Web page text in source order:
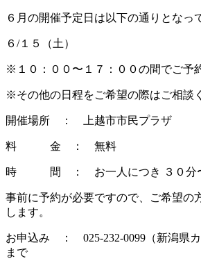
６月の開催予定日は以下の通りとなっ
６/１５（土）
※１０：００〜１７：００の間でご予
※その他の日程をご希望の際はご相談
開催場所 ： 上越市市民プラザ
料 金 ： 無料
時 間 ： お一人につき ３０分
事前に予約が必要ですので、ご希望の
します。
お申込み ： 025-232-0099（新潟県カ
まで